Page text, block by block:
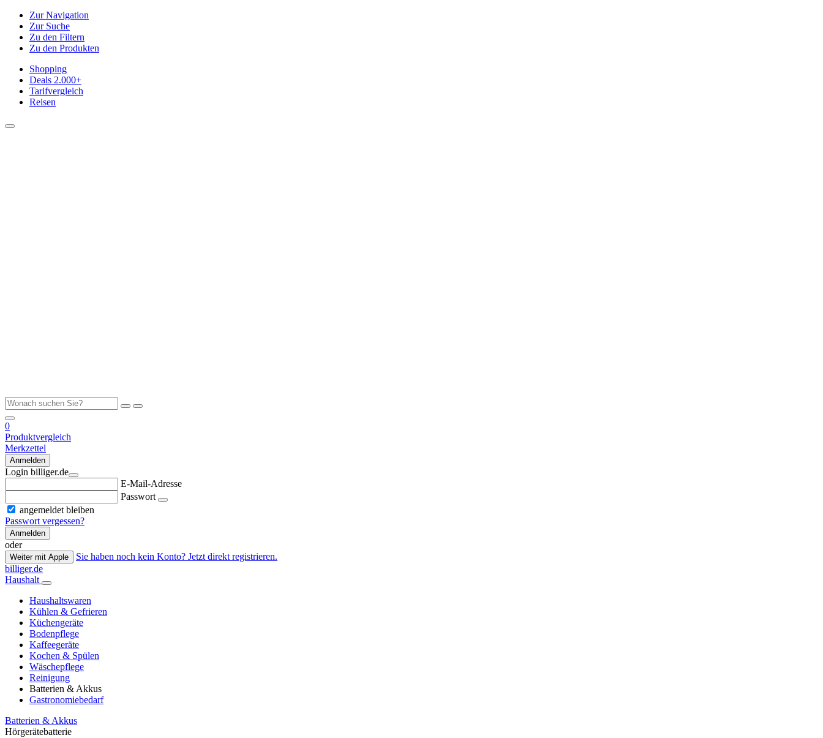
Zur Navigation
Zur Suche
Zu den Filtern
Zu den Produkten
Shopping
Deals 2.000+
Tarifvergleich
Reisen
0
Produktvergleich
Merkzettel
Anmelden
Login billiger.de
E-Mail-Adresse
Passwort
angemeldet bleiben
Passwort vergessen?
Anmelden
oder
Weiter mit Apple
Sie haben noch kein Konto? Jetzt direkt registrieren.
billiger.de
Haushalt
Haushaltswaren
Kühlen & Gefrieren
Küchengeräte
Bodenpflege
Kaffeegeräte
Kochen & Spülen
Wäschepflege
Reinigung
Batterien & Akkus
Gastronomiebedarf
Batterien & Akkus
Hörgerätebatterie